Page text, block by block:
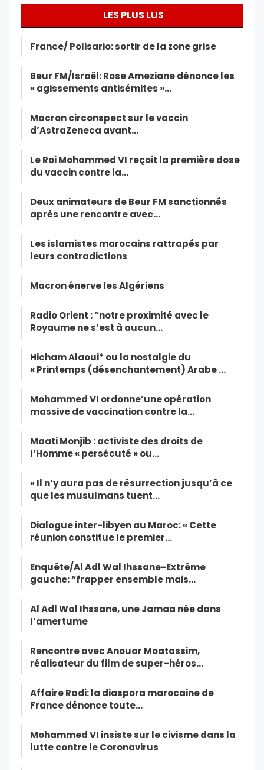
LES PLUS LUS
France/ Polisario: sortir de la zone grise
Beur FM/Israël: Rose Ameziane dénonce les
« agissements antisémites »…
Macron circonspect sur le vaccin
d’AstraZeneca avant…
Le Roi Mohammed VI reçoit la première dose
du vaccin contre la…
Deux animateurs de Beur FM sanctionnés
après une rencontre avec…
Les islamistes marocains rattrapés par
leurs contradictions
Macron énerve les Algériens
Radio Orient : “notre proximité avec le
Royaume ne s’est à aucun…
Hicham Alaoui* ou la nostalgie du
« Printemps (désenchantement) Arabe …
Mohammed VI ordonne’une opération
massive de vaccination contre la…
Maati Monjib : activiste des droits de
l’Homme « persécuté » ou…
« Il n’y aura pas de résurrection jusqu’à ce
que les musulmans tuent…
Dialogue inter-libyen au Maroc: « Cette
réunion constitue le premier…
Enquête/Al Adl Wal Ihssane-Extrême
gauche: “frapper ensemble mais…
Al Adl Wal Ihssane, une Jamaa née dans
l’amertume
Rencontre avec Anouar Moatassim,
réalisateur du film de super-héros…
Affaire Radi: la diaspora marocaine de
France dénonce toute…
Mohammed VI insiste sur le civisme dans la
lutte contre le Coronavirus